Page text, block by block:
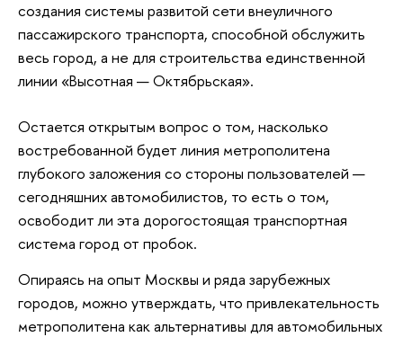
создания системы развитой сети внеуличного
пассажирского транспорта, способной обслужить
весь город, а не для строительства единственной
линии «Высотная — Октябрьская».
Остается открытым вопрос о том, насколько
востребованной будет линия метрополитена
глубокого заложения со стороны пользователей —
сегодняшних автомобилистов, то есть о том,
освободит ли эта дорогостоящая транспортная
система город от пробок.
Опираясь на опыт Москвы и ряда зарубежных
городов, можно утверждать, что привлекательность
метрополитена как альтернативы для автомобильных